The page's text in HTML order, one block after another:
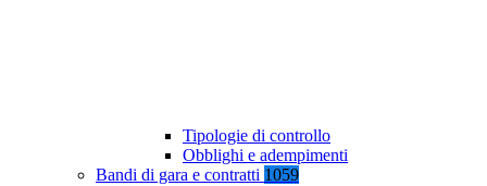
Tipologie di controllo
Obblighi e adempimenti
Bandi di gara e contratti 1059